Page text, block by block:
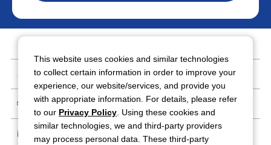
ご利用条件
特定商取引法に基づく表記
商標・登録商標
This website uses cookies and similar technologies
to collect certain information in order to improve your
experience, our website/services, and provide you
with appropriate information. For details, please refer
to our Privacy Policy . Using these cookies and
similar technologies, we and third-party providers
may process personal data. These third-party